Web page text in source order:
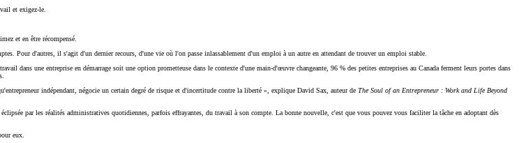
et exigez-le.
et en être récompensé.
Pour d'autres, il s'agit d'un dernier recours, d'une vie où l'on passe inlassablement d'un emploi à un autre en attendant de trouver un emploi stable.
dans une entreprise en démarrage soit une option prometteuse dans le contexte d'une main-d'œuvre changeante, 96 % des petites entreprises au Canada ferment leurs portes dans
indépendant, négocie un certain degré de risque et d'incertitude contre la liberté », explique David Sax, auteur de The Soul of an Entrepreneur : Work and Life Beyond
par les réalités administratives quotidiennes, parfois effrayantes, du travail à son compte. La bonne nouvelle, c'est que vous pouvez vous faciliter la tâche en adoptant dès
eux.